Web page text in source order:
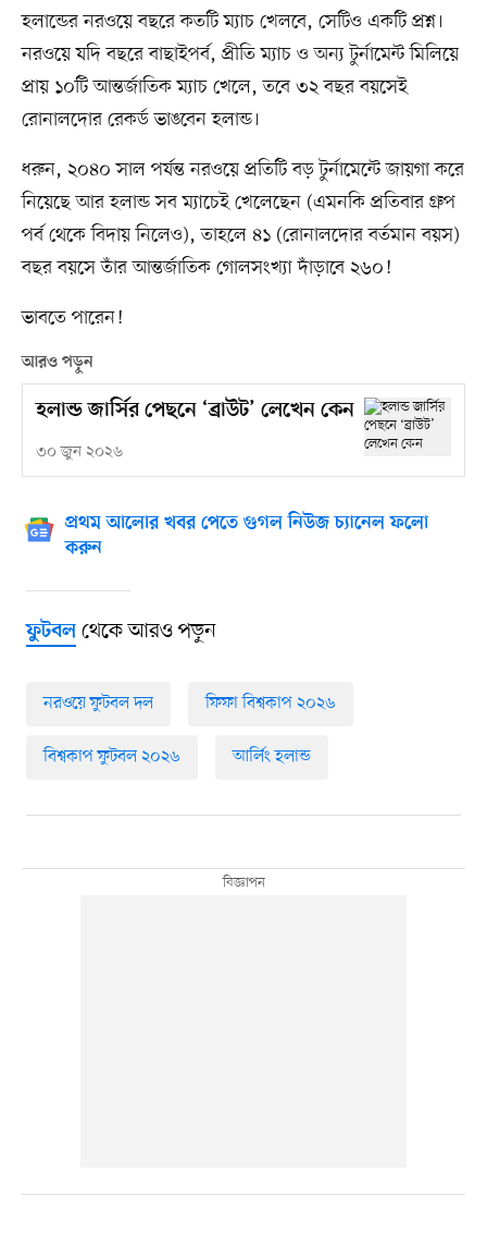
হলান্ডের নরওয়ে বছরে কতটি ম্যাচ খেলবে, সেটিও একটি প্রশ্ন।
নরওয়ে যদি বছরে বাছাইপর্ব, প্রীতি ম্যাচ ও অন্য টুর্নামেন্ট মিলিয়ে
প্রায় ১০টি আন্তর্জাতিক ম্যাচ খেলে, তবে ৩২ বছর বয়সেই
রোনালদোর রেকর্ড ভাঙবেন হলান্ড।
ধরুন, ২০৪০ সাল পর্যন্ত নরওয়ে প্রতিটি বড় টুর্নামেন্টে জায়গা করে
নিয়েছে আর হলান্ড সব ম্যাচেই খেলেছেন (এমনকি প্রতিবার গ্রুপ
পর্ব থেকে বিদায় নিলেও), তাহলে ৪১ (রোনালদোর বর্তমান বয়স)
বছর বয়সে তাঁর আন্তর্জাতিক গোলসংখ্যা দাঁড়াবে ২৬০!
ভাবতে পারেন!
আরও পড়ুন
হলান্ড জার্সির পেছনে ‘ব্রাউট’ লেখেন কেন
৩০ জুন ২০২৬
প্রথম আলোর খবর পেতে গুগল নিউজ চ্যানেল ফলো
করুন
ফুটবলথেকে আরও পড়ুন
নরওয়ে ফুটবল দল ফিফা বিশ্বকাপ ২০২৬
বিশ্বকাপ ফুটবল ২০২৬ আর্লিং হলান্ড